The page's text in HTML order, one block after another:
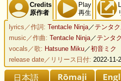
Credits
原作者
Play
再生
lyrics／作詞: Tentacle Ninja ／ テンタ
music／作曲: Tentacle Ninja ／ テンタ
vocals／歌: Hatsune Miku ／初音ミク
release date／リリース日付: 2022-11-